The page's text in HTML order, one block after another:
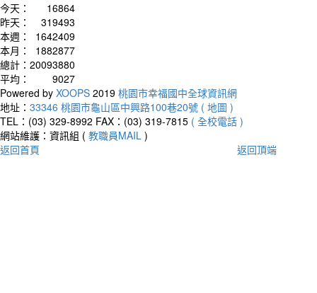
今天：
16864
昨天：
319493
本週：
1642409
本月：
1882877
總計： 20093880
平均：
9027
Powered by XOOPS 2019 桃園市幸福國中全球資訊網
地址： 33346 桃園市龜山區中興路100巷20號 ( 地圖 )
TEL：(03) 329-8992 FAX：(03) 319-7815 ( 全校電話 )
網站維護：資訊組 ( 教職員MAIL )
返回首頁
返回頂端